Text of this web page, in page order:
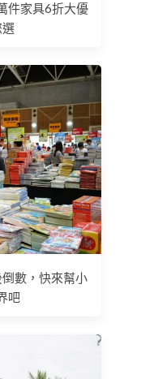
件家具6折大優
數，快來幫小
吧